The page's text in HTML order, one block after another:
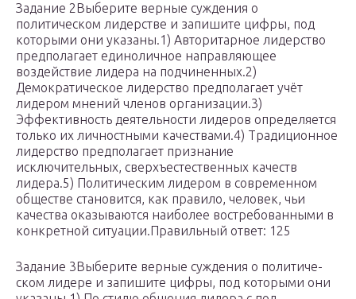
Задание 2Выберите верные суждения о
политическом лидерстве и запишите цифры, под
которыми они указаны.1) Авторитарное лидерство
предполагает единоличное направляющее
воздействие лидера на подчиненных.2)
Демократическое лидерство предполагает учёт
лидером мнений членов организации.3)
Эффективность деятельности лидеров определяется
только их личностными качествами.4) Традиционное
лидерство предполагает признание
исключительных, сверхъестественных качеств
лидера.5) Политическим лидером в современном
обществе становится, как правило, человек, чьи
качества оказываются наиболее востребованными в
конкретной ситуации.Правильный ответ: 125
Задание 3Вы­бе­ри­те вер­ные суж­де­ния о по­ли­ти­че­
ском ли­де­ре и за­пи­ши­те цифры, под ко­то­ры­ми они